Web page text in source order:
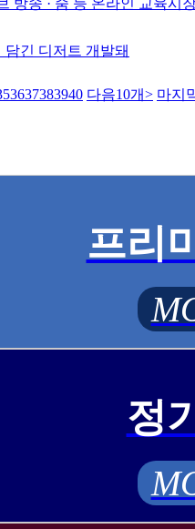
방송 · 줌 등 온라인 교육시
담긴 디저트 개발돼
3637383940 다음10개> 마지
프리
정